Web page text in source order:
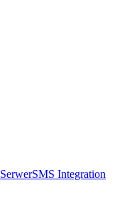
SerwerSMS Integration